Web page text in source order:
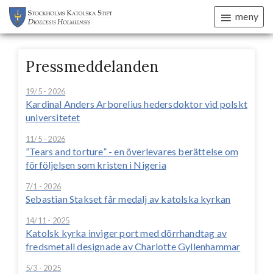
meny
Pressmeddelanden
19/5 - 2026
Kardinal Anders Arborelius hedersdoktor vid polskt
universitetet
11/5 - 2026
”Tears and torture” - en överlevares berättelse om
förföljelsen som kristen i Nigeria
7/1 - 2026
Sebastian Stakset får medalj av katolska kyrkan
14/11 - 2025
Katolsk kyrka inviger port med dörrhandtag av
fredsmetall designade av Charlotte Gyllenhammar
5/3 - 2025